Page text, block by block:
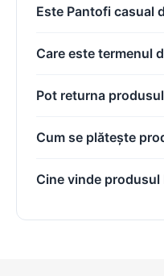
Este Pantofi casual
Care este termenul
Pot returna
Cum se plătește
Cine vinde produsul